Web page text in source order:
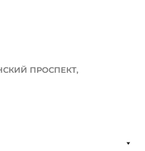
ПРОСПЕКТ,